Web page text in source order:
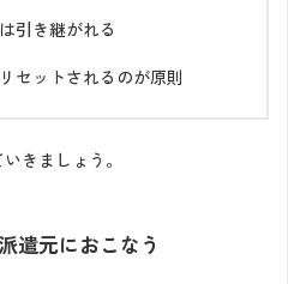
引き継がれる
セットされるのが原則
きましょう。
遣元におこなう